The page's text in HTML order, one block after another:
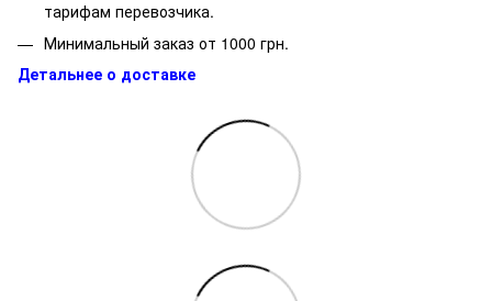
тарифам перевозчика.
Минимальный заказ от 1000 грн.
Детальнее о доставке